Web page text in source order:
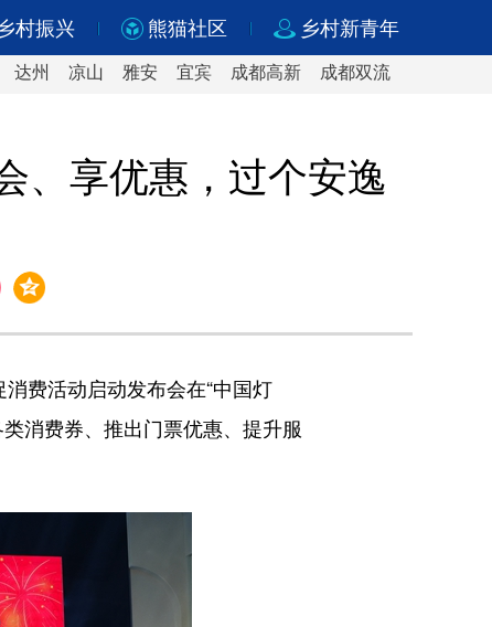
村振兴 熊猫社区 乡村新青年
达州 凉山 雅安 宜宾 成都高新 成都双流
、享优惠，过个安逸
费活动启动发布会在“中国灯
消费券、推出门票优惠、提升服